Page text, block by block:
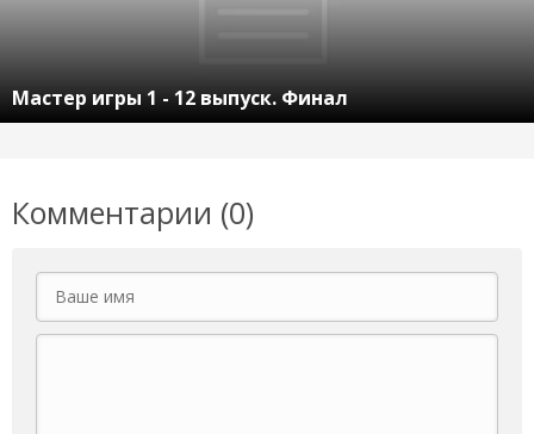
Мастер игры 1 - 12 выпуск. Финал
Комментарии (0)